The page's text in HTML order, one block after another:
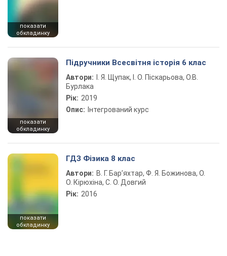
показати
обкладинку
показати
обкладинку
Підручники Всесвітня історія 6 клас
Автори:
І. Я. Щупак, І. О. Піскарьова, О.В.
Бурлака
Рік: 2019
Опис: Інтегрований курс
показати
обкладинку
ГДЗ Фізика 8 клас
Автори: В. Г. Бар’яхтар, Ф. Я. Божинова, О.
О. Кірюхіна, С. О. Довгий
Рік: 2016